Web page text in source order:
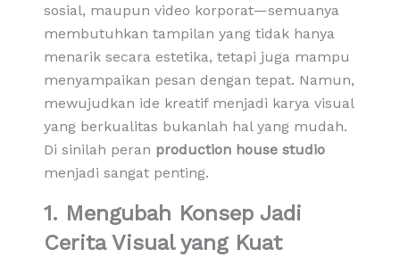
sosial, maupun video korporat—semuanya
membutuhkan tampilan yang tidak hanya
menarik secara estetika, tetapi juga mampu
menyampaikan pesan dengan tepat. Namun,
mewujudkan ide kreatif menjadi karya visual
yang berkualitas bukanlah hal yang mudah.
Di sinilah peran production house studio
menjadi sangat penting.
1. Mengubah Konsep Jadi
Cerita Visual yang Kuat